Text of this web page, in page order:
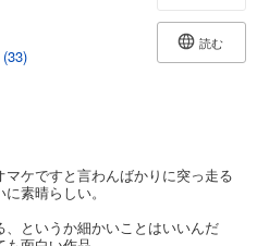
(33)
読む
ケですと言わんばかりに突っ走る
素晴らしい。
というか細かいことはいいんだ